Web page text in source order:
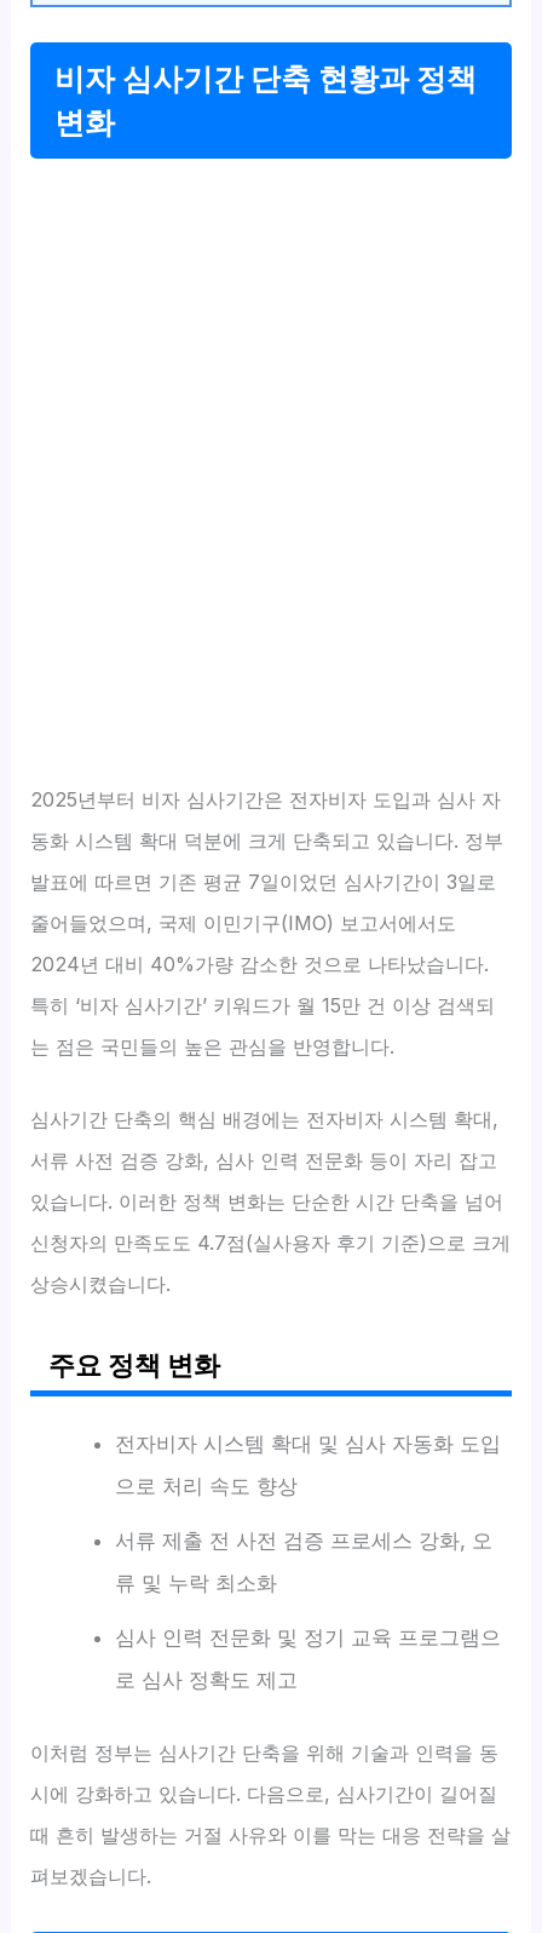
비자 심사기간 단축 현황과 정책
변화
2025년부터 비자 심사기간은 전자비자 도입과 심사 자
동화 시스템 확대 덕분에 크게 단축되고 있습니다. 정부
발표에 따르면 기존 평균 7일이었던 심사기간이 3일로
줄어들었으며, 국제 이민기구(IMO) 보고서에서도
2024년 대비 40%가량 감소한 것으로 나타났습니다.
특히 ‘비자 심사기간’ 키워드가 월 15만 건 이상 검색되
는 점은 국민들의 높은 관심을 반영합니다.
심사기간 단축의 핵심 배경에는 전자비자 시스템 확대,
서류 사전 검증 강화, 심사 인력 전문화 등이 자리 잡고
있습니다. 이러한 정책 변화는 단순한 시간 단축을 넘어
신청자의 만족도도 4.7점(실사용자 후기 기준)으로 크게
상승시켰습니다.
주요 정책 변화
전자비자 시스템 확대 및 심사 자동화 도입
으로 처리 속도 향상
서류 제출 전 사전 검증 프로세스 강화, 오
류 및 누락 최소화
심사 인력 전문화 및 정기 교육 프로그램으
로 심사 정확도 제고
이처럼 정부는 심사기간 단축을 위해 기술과 인력을 동
시에 강화하고 있습니다. 다음으로, 심사기간이 길어질
때 흔히 발생하는 거절 사유와 이를 막는 대응 전략을 살
펴보겠습니다.